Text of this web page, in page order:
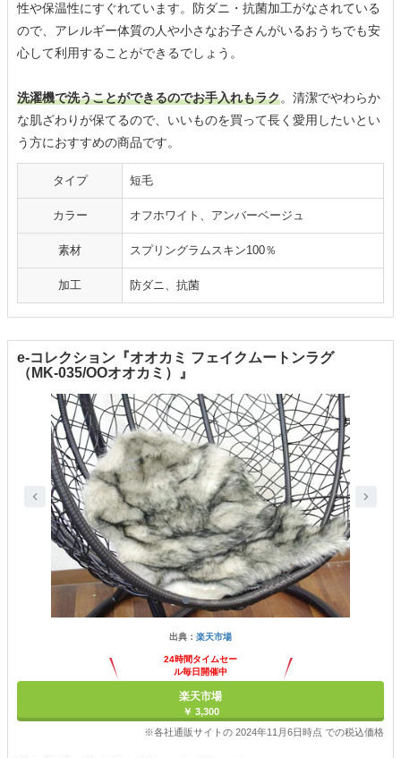
性や保温性にすぐれています。防ダニ・抗菌加工がなされている
ので、アレルギー体質の人や小さなお子さんがいるおうちでも安
心して利用することができるでしょう。
洗濯機で洗うことができるのでお手入れもラク。清潔でやわらか
な肌ざわりが保てるので、いいものを買って長く愛用したいとい
う方におすすめの商品です。
タイプ 短毛
カラー オフホワイト、アンバーベージュ
素材 スプリングラムスキン100％
加工 防ダニ、抗菌
e-コレクション『オオカミ フェイクムートンラグ
（MK-035/OOオオカミ）』
出典： 楽天市場
24時間タイムセー
ル毎日開催中
楽天市場
￥ 3,300
※各社通販サイトの 2024年11月6日時点 での税込価格